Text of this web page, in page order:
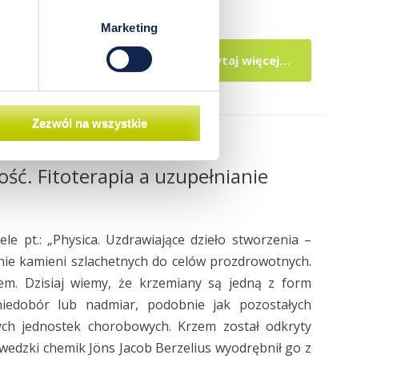
Marketing
Zezwól na wszystkie
czytaj więcej…
Fitoterapia a uzupełnianie
pt.: „Physica. Uzdrawiające dzieło stworzenia –
kamieni szlachetnych do celów prozdrowotnych.
Dzisiaj wiemy, że krzemiany są jedną z form
lub nadmiar, podobnie jak pozostałych
jednostek chorobowych. Krzem został odkryty
chemik Jöns Jacob Berzelius wyodrębnił go z